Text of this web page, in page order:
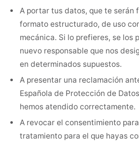
A portar tus datos, que te serán
formato estructurado, de uso
mecánica. Si lo prefieres, se los
nuevo responsable que nos
en determinados supuestos.
A presentar una reclamación
Española de Protección de
hemos atendido correctamente.
A revocar el consentimiento
tratamiento para el que hayas